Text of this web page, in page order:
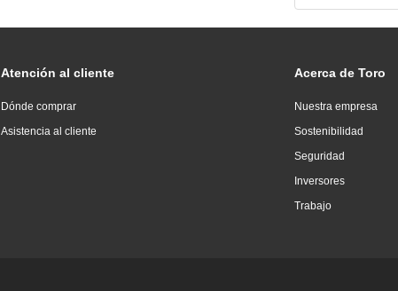
Atención al cliente
Dónde comprar
Asistencia al cliente
Acerca de Toro
Nuestra empresa
Sostenibilidad
Seguridad
Inversores
Trabajo